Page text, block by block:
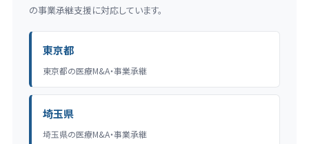
の事業承継支援に対応しています。
東京都
東京都の医療M&A・事業承継
埼玉県
埼玉県の医療M&A・事業承継